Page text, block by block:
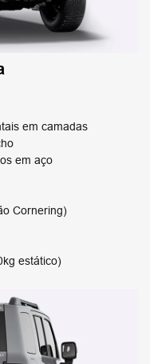
em camadas
em aço
Cornering)
estático)